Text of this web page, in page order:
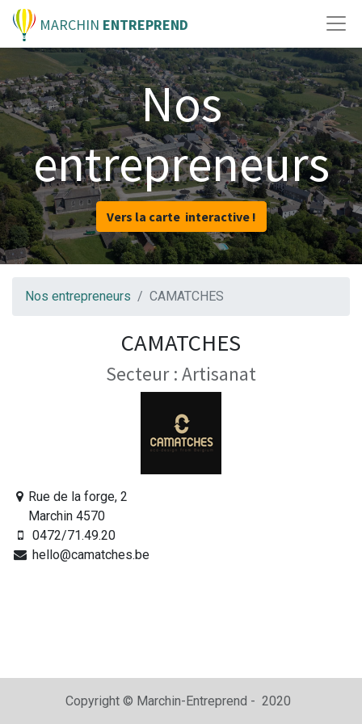
MARCHIN ENTREPREND
Nos
entrepreneurs
Vers la carte interactive !
Nos entrepreneurs CAMATCHES
CAMATCHES
Secteur : Artisanat
Rue de la forge, 2
Marchin 4570
0472/71.49.20
hello@camatches.be
Copyright © Marchin-Entreprend - 2020